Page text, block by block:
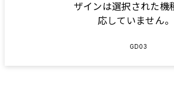
ザインは選択された機
応していません。
GD03